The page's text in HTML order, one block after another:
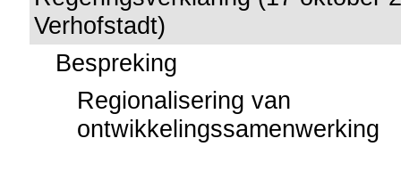
Verhofstadt)
Bespreking
Regionalisering van
ontwikkelingssamenwerking